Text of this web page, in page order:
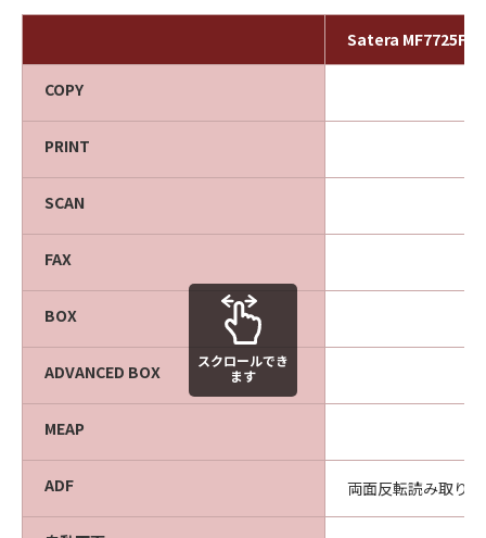
Satera MF7725F
COPY
PRINT
SCAN
FAX
BOX
ADVANCED BOX
MEAP
ADF 両面反転読み取り
スクロールでき
ます